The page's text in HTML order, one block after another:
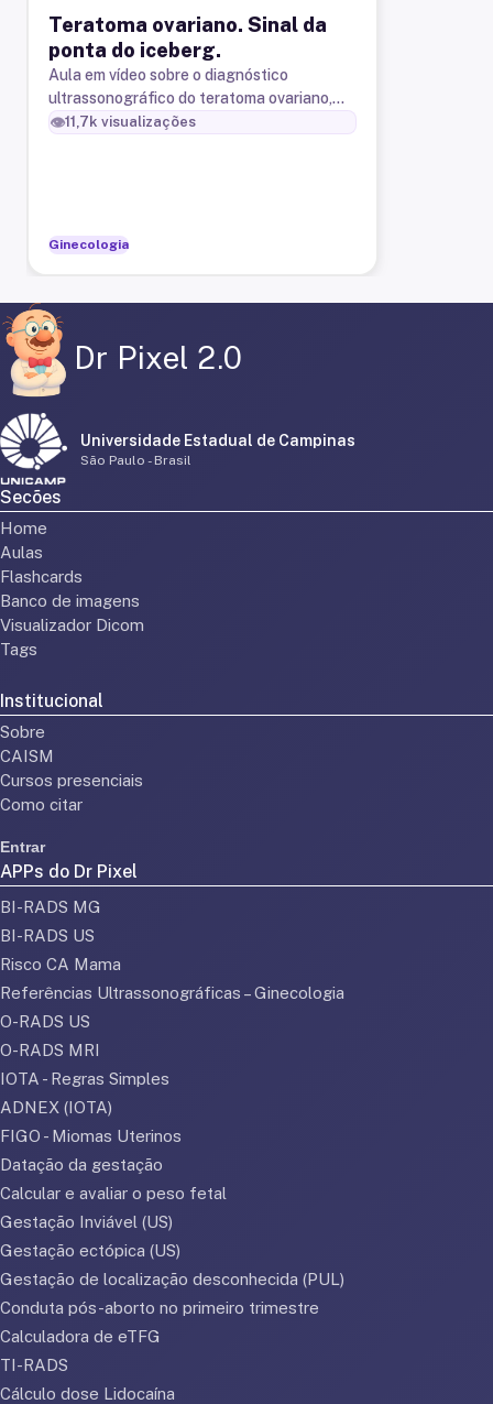
Teratoma ovariano. Sinal da
ponta do iceberg.
Aula em vídeo sobre o diagnóstico
ultrassonográfico do teratoma ovariano,
que pode ser dificultado pela semelhança
👁️11,7k visualizações
Ginecologia
Dr Pixel 2.0
Universidade Estadual de Campinas
São Paulo - Brasil
Secões
Home
Aulas
Flashcards
Banco de imagens
Visualizador Dicom
Tags
Institucional
Sobre
CAISM
Cursos presenciais
Como citar
Entrar
APPs do Dr Pixel
BI-RADS MG
BI-RADS US
Risco CA Mama
Referências Ultrassonográficas – Ginecologia
O-RADS US
O-RADS MRI
IOTA - Regras Simples
ADNEX (IOTA)
FIGO - Miomas Uterinos
Datação da gestação
Calcular e avaliar o peso fetal
Gestação Inviável (US)
Gestação ectópica (US)
Gestação de localização desconhecida (PUL)
Conduta pós-aborto no primeiro trimestre
Calculadora de eTFG
TI-RADS
Cálculo dose Lidocaína